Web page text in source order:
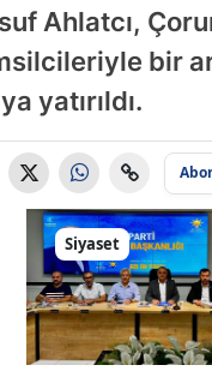
Ahlatcı,
bir
yatırıldı.
GönderSiyaset